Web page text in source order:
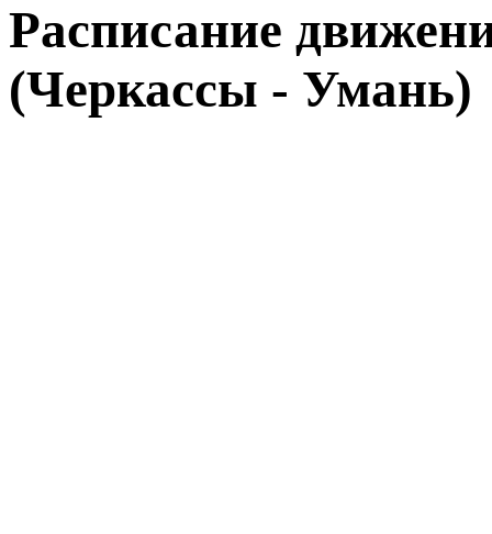
Расписание
(Черкассы - Умань)